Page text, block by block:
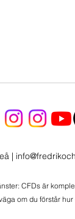
i Momentum
i Momentum
|
CFDs är
om du förstår